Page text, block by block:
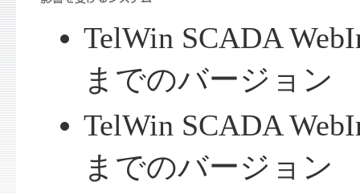
TelWin SCADA
までのバージョン
TelWin SCADA
までのバージョン